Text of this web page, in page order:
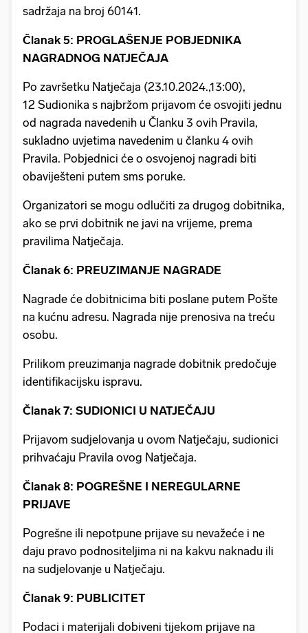
sadržaja na broj 60141.
Članak 5: PROGLAŠENJE POBJEDNIKA
NAGRADNOG NATJEČAJA
Po završetku Natječaja (23.10.2024.,13:00),
12 Sudionika s najbržom prijavom će osvojiti jednu
od nagrada navedenih u Članku 3 ovih Pravila,
sukladno uvjetima navedenim u članku 4 ovih
Pravila. Pobjednici će o osvojenoj nagradi biti
obaviješteni putem sms poruke.
Organizatori se mogu odlučiti za drugog dobitnika,
ako se prvi dobitnik ne javi na vrijeme, prema
pravilima Natječaja.
Članak 6: PREUZIMANJE NAGRADE
Nagrade će dobitnicima biti poslane putem Pošte
na kućnu adresu. Nagrada nije prenosiva na treću
osobu.
Prilikom preuzimanja nagrade dobitnik predočuje
identifikacijsku ispravu.
Članak 7: SUDIONICI U NATJEČAJU
Prijavom sudjelovanja u ovom Natječaju, sudionici
prihvaćaju Pravila ovog Natječaja.
Članak 8: POGREŠNE I NEREGULARNE
PRIJAVE
Pogrešne ili nepotpune prijave su nevažeće i ne
daju pravo podnositeljima ni na kakvu naknadu ili
na sudjelovanje u Natječaju.
Članak 9: PUBLICITET
Podaci i materijali dobiveni tijekom prijave na